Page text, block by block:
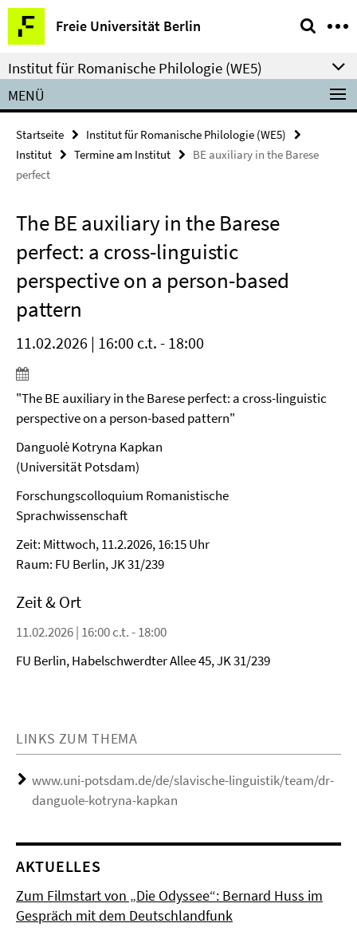
Springe
direkt
zu
Inhalt
Freie Universität Berlin
Service-
Navigation
Institut für Romanische Philologie (WE5)
MENÜ
Startseite
Institut für Romanische Philologie (WE5)
Institut
Termine am Institut
BE auxiliary in the Barese
perfect
The BE auxiliary in the Barese
perfect: a cross-linguistic
perspective on a person-based
pattern
11.02.2026 | 16:00 c.t. - 18:00
"The BE auxiliary in the Barese perfect: a cross-linguistic
perspective on a person-based pattern"
Danguolė Kotryna Kapkan
(Universität Potsdam)
Forschungscolloquium Romanistische
Sprachwissenschaft
Zeit: Mittwoch, 11.2.2026, 16:15 Uhr
Raum: FU Berlin, JK 31/239
Zeit & Ort
11.02.2026 | 16:00 c.t. - 18:00
FU Berlin, Habelschwerdter Allee 45, JK 31/239
LINKS ZUM THEMA
www.uni-potsdam.de/de/slavische-linguistik/team/dr-
danguole-kotryna-kapkan
AKTUELLES
Zum Filmstart von „Die Odyssee“: Bernard Huss im
Gespräch mit dem Deutschlandfunk